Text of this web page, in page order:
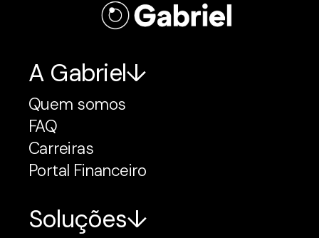
A Gabriel
Quem somos
FAQ
Carreiras
Portal Financeiro
Soluções